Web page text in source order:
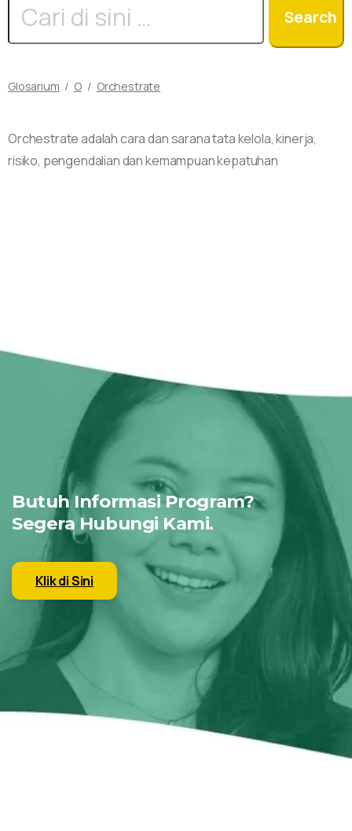
for:
Search
Glosarium O Orchestrate
Orchestrate adalah cara dan sarana tata kelola, kinerja,
risiko, pengendalian dan kemampuan kepatuhan
Butuh Informasi Program?
Segera Hubungi Kami.
Klik di Sini